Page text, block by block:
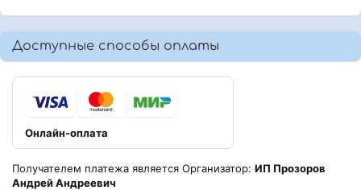
Доступные способы оплаты
Онлайн-оплата
Получателем платежа является Организатор: ИП Прозоров
Андрей Андреевич